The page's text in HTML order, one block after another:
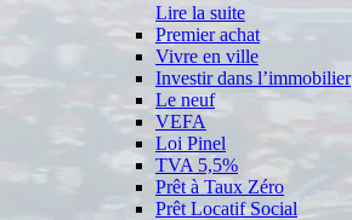
Lire la suite
Premier achat
Vivre en ville
Investir dans l’immobilier
Le neuf
VEFA
Loi Pinel
TVA 5,5%
Prêt à Taux Zéro
Prêt Locatif Social